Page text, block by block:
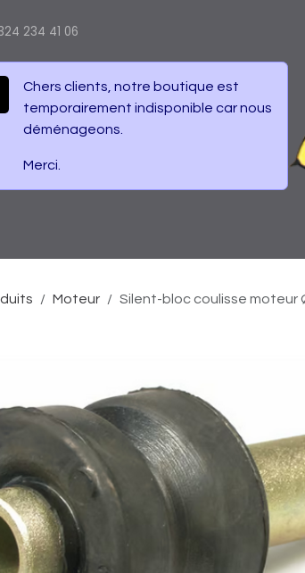
234 41 06
Chers clients, notre boutique est
temporairement indisponible car nous
déménageons.
Merci.
Moteur Silent-bloc coulisse moteur